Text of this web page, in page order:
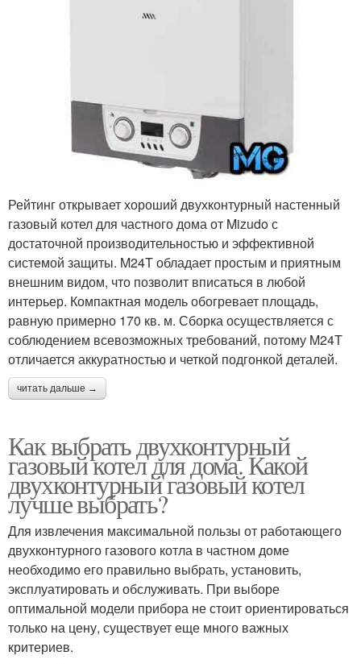
Рейтинг открывает хороший двухконтурный настенный
газовый котел для частного дома от Mizudo с
достаточной производительностью и эффективной
системой защиты. M24T обладает простым и приятным
внешним видом, что позволит вписаться в любой
интерьер. Компактная модель обогревает площадь,
равную примерно 170 кв. м. Сборка осуществляется с
соблюдением всевозможных требований, потому M24T
отличается аккуратностью и четкой подгонкой деталей.
читать дальше →
Как выбрать двухконтурный
газовый котел для дома. Какой
двухконтурный газовый котел
лучше выбрать?
Для извлечения максимальной пользы от работающего
двухконтурного газового котла в частном доме
необходимо его правильно выбрать, установить,
эксплуатировать и обслуживать. При выборе
оптимальной модели прибора не стоит ориентироваться
только на цену, существует еще много важных
критериев.